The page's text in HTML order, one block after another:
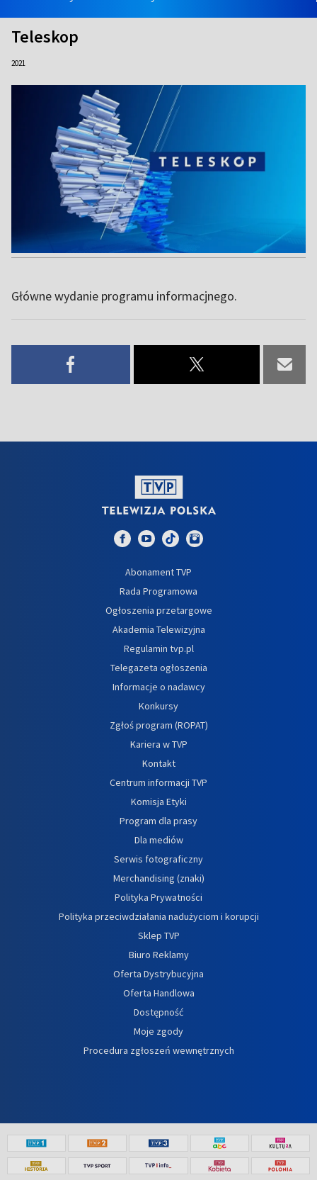
Teleskop
2021
Główne wydanie programu informacjnego.
Abonament TVP
Rada Programowa
Ogłoszenia przetargowe
Akademia Telewizyjna
Regulamin tvp.pl
Telegazeta ogłoszenia
Informacje o nadawcy
Konkursy
Zgłoś program (ROPAT)
Kariera w TVP
Kontakt
Centrum informacji TVP
Komisja Etyki
Program dla prasy
Dla mediów
Serwis fotograficzny
Merchandising (znaki)
Polityka Prywatności
Polityka przeciwdziałania nadużyciom i korupcji
Sklep TVP
Biuro Reklamy
Oferta Dystrybucyjna
Oferta Handlowa
Dostępność
Moje zgody
Procedura zgłoszeń wewnętrznych